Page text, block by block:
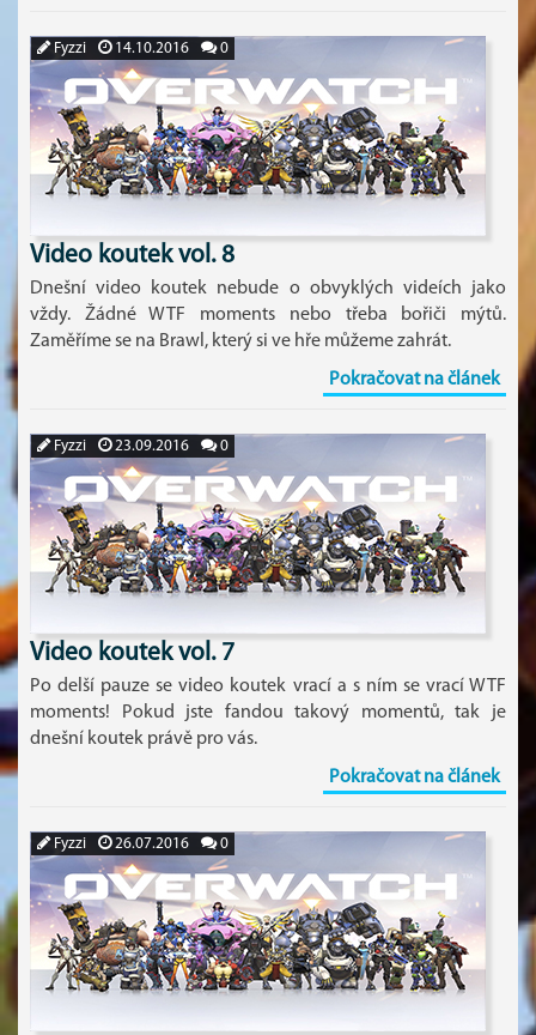
Fyzzi 14.10.2016 0
Video koutek vol. 8
Dnešní video koutek nebude o obvyklých videích jako
vždy. Žádné WTF moments nebo třeba bořiči mýtů.
Zaměříme se na Brawl, který si ve hře můžeme zahrát.
Pokračovat na článek
Fyzzi 23.09.2016 0
Video koutek vol. 7
Po delší pauze se video koutek vrací a s ním se vrací WTF
moments! Pokud jste fandou takový momentů, tak je
dnešní koutek právě pro vás.
Pokračovat na článek
Fyzzi 26.07.2016 0